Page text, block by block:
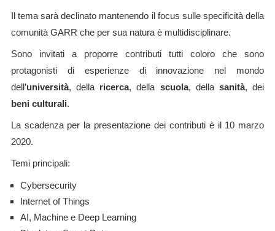
Il tema sarà declinato mantenendo il focus sulle specificità della
comunità GARR che per sua natura è multidisciplinare.
Sono invitati a proporre contributi tutti coloro che sono
protagonisti di esperienze di innovazione nel mondo
dell’università, della ricerca, della scuola, dellasanità, dei
beni culturali.
La scadenza per la presentazione dei contributi è il 10 marzo
2020.
Temi principali:
Cybersecurity
Internet of Things
AI, Machine e Deep Learning